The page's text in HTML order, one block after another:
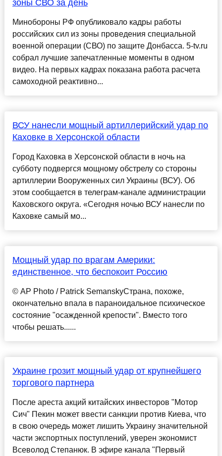
зоны СВО за день
Минобороны РФ опубликовало кадры работы
российских сил из зоны проведения специальной
военной операции (СВО) по защите Донбасса. 5-tv.ru
собрал лучшие запечатленные моменты в одном
видео. На первых кадрах показана работа расчета
самоходной реактивно...
ВСУ нанесли мощный артиллерийский удар по
Каховке в Херсонской области
Город Каховка в Херсонской области в ночь на
субботу подвергся мощному обстрелу со стороны
артиллерии Вооруженных сил Украины (ВСУ). Об
этом сообщается в телеграм-канале администрации
Каховского округа. «Сегодня ночью ВСУ нанесли по
Каховке самый мо...
Мощный удар по врагам Америки:
единственное, что беспокоит Россию
© AP Photo / Patrick SemanskyСтрана, похоже,
окончательно впала в параноидальное психическое
состояние "осажденной крепости". Вместо того
чтобы решать......
Украине грозит мощный удар от крупнейшего
торгового партнера
После ареста акций китайских инвесторов "Мотор
Сич" Пекин может ввести санкции против Киева, что
в свою очередь может лишить Украину значительной
части экспортных поступлений, уверен экономист
Всеволод Степанюк. В эфире канала "Первый